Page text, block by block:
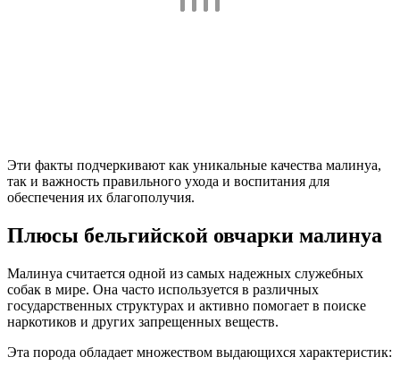
Эти факты подчеркивают как уникальные качества малинуа,
так и важность правильного ухода и воспитания для
обеспечения их благополучия.
Плюсы бельгийской овчарки малинуа
Малинуа считается одной из самых надежных служебных
собак в мире. Она часто используется в различных
государственных структурах и активно помогает в поиске
наркотиков и других запрещенных веществ.
Эта порода обладает множеством выдающихся характеристик: